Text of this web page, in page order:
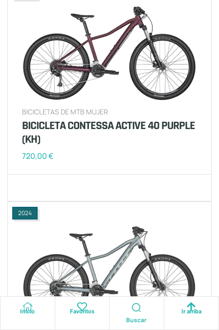
BICICLETAS DE MTB MUJER
BICICLETA CONTESSA ACTIVE 40 PURPLE
(KH)
720,00€
2024
Inicio Favoritos
Buscar
Ir arriba